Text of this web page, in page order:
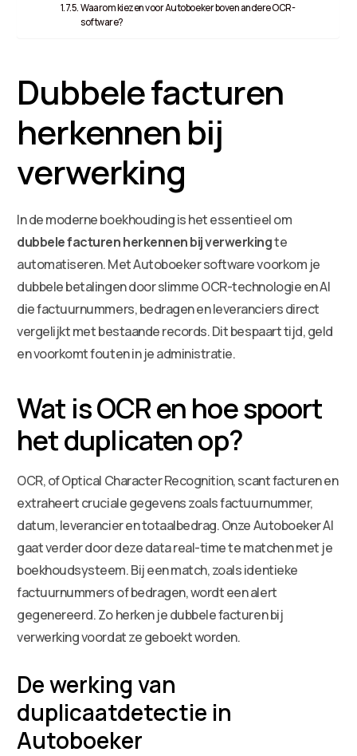
Waarom kiezen voor Autoboeker boven andere OCR-
software?
Dubbele facturen
herkennen bij
verwerking
In de moderne boekhouding is het essentieel om
dubbele facturen herkennen bij verwerkingte
automatiseren. Met Autoboeker software voorkom je
dubbele betalingen door slimme OCR-technologie en AI
die factuurnummers, bedragen en leveranciers direct
vergelijkt met bestaande records. Dit bespaart tijd, geld
en voorkomt fouten in je administratie.
Wat is OCR en hoe spoort
het duplicaten op?
OCR, of Optical Character Recognition, scant facturen en
extraheert cruciale gegevens zoals factuurnummer,
datum, leverancier en totaalbedrag. Onze Autoboeker AI
gaat verder door deze data real-time te matchen met je
boekhoudsysteem. Bij een match, zoals identieke
factuurnummers of bedragen, wordt een alert
gegenereerd. Zo herken je dubbele facturen bij
verwerking voordat ze geboekt worden.
De werking van
duplicaatdetectie in
Autoboeker